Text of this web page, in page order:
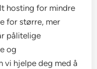
hosting for mindre
for større, mer
pålitelige
og
vi hjelpe deg med å